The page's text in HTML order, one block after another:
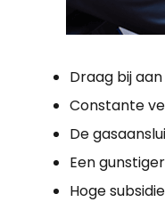
Draag bij
Constante
De
Een
Hoge